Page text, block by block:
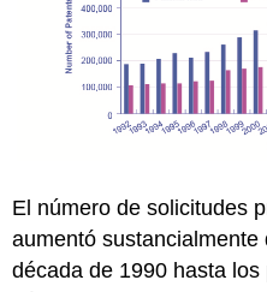
El número de solicitudes
aumentó
década de 1990 hasta